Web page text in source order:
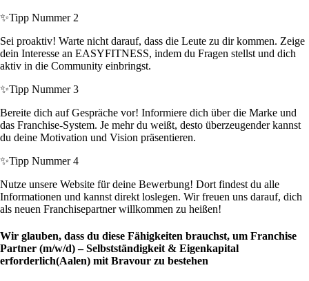
✨Tipp Nummer 2
Sei proaktiv! Warte nicht darauf, dass die Leute zu dir kommen. Zeige
dein Interesse an EASYFITNESS, indem du Fragen stellst und dich
aktiv in die Community einbringst.
✨Tipp Nummer 3
Bereite dich auf Gespräche vor! Informiere dich über die Marke und
das Franchise-System. Je mehr du weißt, desto überzeugender kannst
du deine Motivation und Vision präsentieren.
✨Tipp Nummer 4
Nutze unsere Website für deine Bewerbung! Dort findest du alle
Informationen und kannst direkt loslegen. Wir freuen uns darauf, dich
als neuen Franchisepartner willkommen zu heißen!
Wir glauben, dass du diese Fähigkeiten brauchst, um Franchise
Partner (m/w/d) – Selbstständigkeit & Eigenkapital
erforderlich(Aalen) mit Bravour zu bestehen